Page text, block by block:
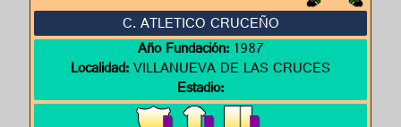
C. ATLETICO CRUCEÑO
Año Fundación:1987
Localidad:VILLANUEVA DE LAS CRUCES
Estadio: